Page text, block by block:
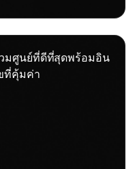
มศูนย์ที่ดีที่สุดพร้อมอิน
ที่คุ้มค่า